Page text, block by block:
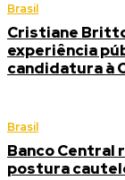
Brasil
Cristiane
experiência
candidatura à
Brasil
Banco Central
postura